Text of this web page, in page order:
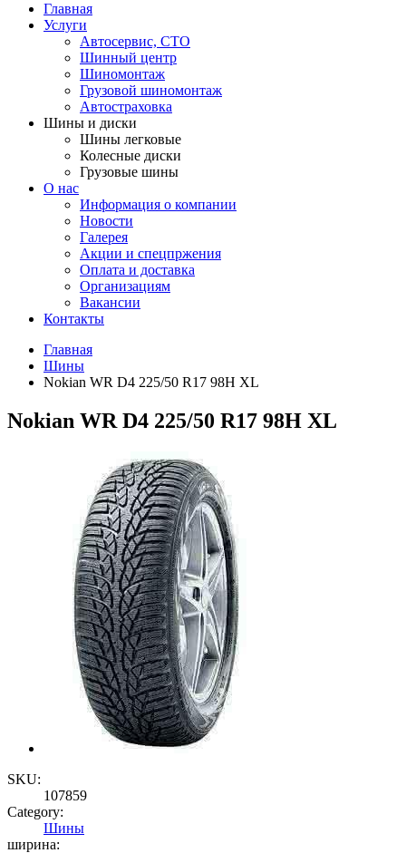
Главная
Услуги
Автосервис, СТО
Шинный центр
Шиномонтаж
Грузовой шиномонтаж
Автостраховка
Шины и диски
Шины легковые
Колесные диски
Грузовые шины
О нас
Информация о компании
Новости
Галерея
Акции и спецпржения
Оплата и доставка
Организациям
Вакансии
Контакты
Главная
Шины
Nokian WR D4 225/50 R17 98H XL
Nokian WR D4 225/50 R17 98H XL
SKU:
107859
Category:
Шины
ширина: